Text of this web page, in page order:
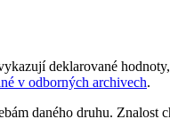
deklarované
v odborných archivech.
daného druhu. Znalost